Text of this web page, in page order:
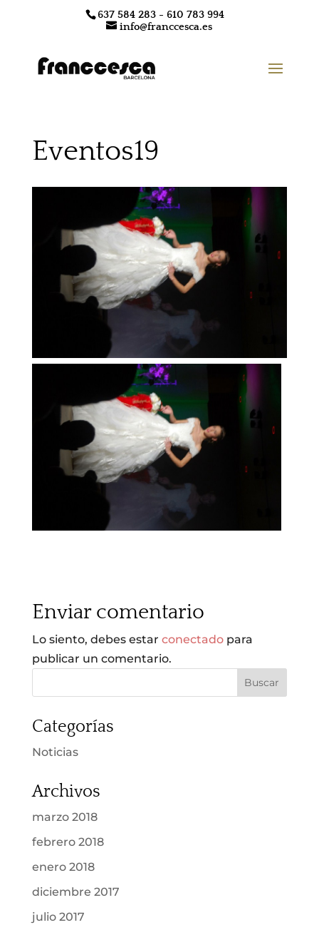
637 584 283 - 610 783 994
info@franccesca.es
Eventos19
Enviar comentario
Lo siento, debes estar conectadopara
publicar un comentario.
Categorías
Noticias
Archivos
marzo 2018
febrero 2018
enero 2018
diciembre 2017
julio 2017